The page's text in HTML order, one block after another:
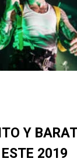
Y
2019